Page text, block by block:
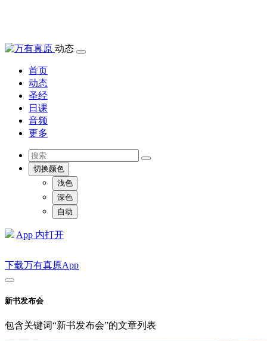
动态
首页
动态
圣经
日课
音频
更多
切换颜色
浅色
深色
自动
App 内打开
下载万有真原App
新书发布会
包含关键词“新书发布会”的文章列表